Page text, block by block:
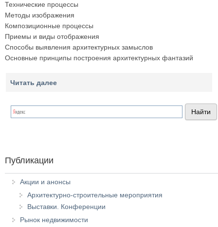
Технические процессы
Методы изображения
Композиционные процессы
Приемы и виды отображения
Способы выявления архитектурных замыслов
Основные принципы построения архитектурных фантазий
Читать далее
Публикации
Акции и анонсы
Архитектурно-строительные мероприятия
Выставки. Конференции
Рынок недвижимости